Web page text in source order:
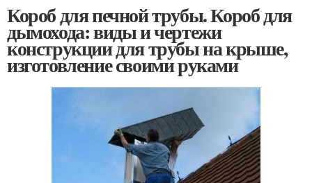
Короб для печной трубы. Короб для
дымохода: виды и чертежи
конструкции для трубы на крыше,
изготовление своими руками